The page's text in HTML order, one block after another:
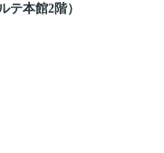
テ本館2階）